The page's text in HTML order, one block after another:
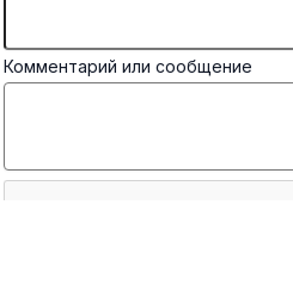
Комментарий или сообщение